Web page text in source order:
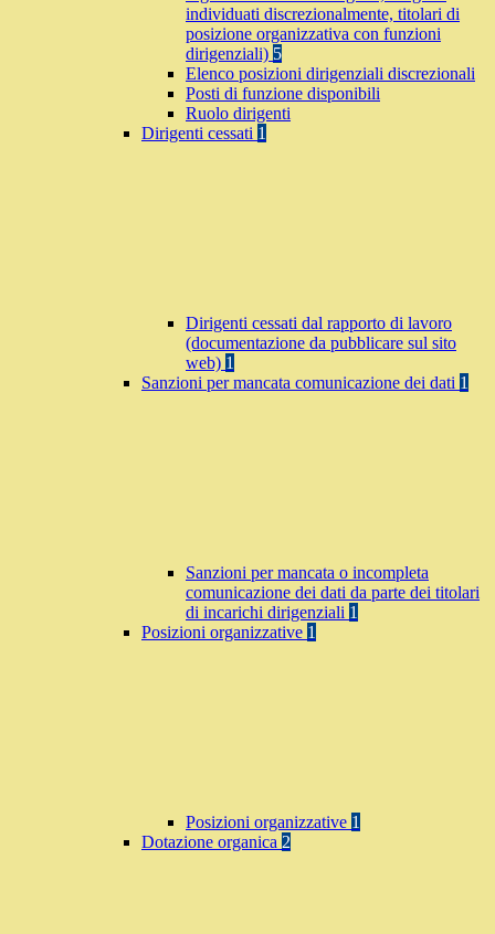
individuati discrezionalmente, titolari di
posizione organizzativa con funzioni
dirigenziali) 5
Elenco posizioni dirigenziali discrezionali
Posti di funzione disponibili
Ruolo dirigenti
Dirigenti cessati 1
Dirigenti cessati dal rapporto di lavoro
(documentazione da pubblicare sul sito
web) 1
Sanzioni per mancata comunicazione dei dati 1
Sanzioni per mancata o incompleta
comunicazione dei dati da parte dei titolari
di incarichi dirigenziali 1
Posizioni organizzative 1
Posizioni organizzative 1
Dotazione organica 2